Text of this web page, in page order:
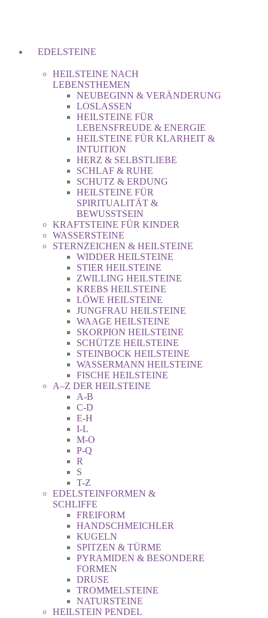
EDELSTEINE
HEILSTEINE NACH
LEBENSTHEMEN
NEUBEGINN & VERÄNDERUNG
LOSLASSEN
HEILSTEINE FÜR
LEBENSFREUDE & ENERGIE
HEILSTEINE FÜR KLARHEIT &
INTUITION
HERZ & SELBSTLIEBE
SCHLAF & RUHE
SCHUTZ & ERDUNG
HEILSTEINE FÜR
SPIRITUALITÄT &
BEWUSSTSEIN
KRAFTSTEINE FÜR KINDER
WASSERSTEINE
STERNZEICHEN & HEILSTEINE
WIDDER HEILSTEINE
STIER HEILSTEINE
ZWILLING HEILSTEINE
KREBS HEILSTEINE
LÖWE HEILSTEINE
JUNGFRAU HEILSTEINE
WAAGE HEILSTEINE
SKORPION HEILSTEINE
SCHÜTZE HEILSTEINE
STEINBOCK HEILSTEINE
WASSERMANN HEILSTEINE
FISCHE HEILSTEINE
A–Z DER HEILSTEINE
A-B
C-D
E-H
I-L
M-O
P-Q
R
S
T-Z
EDELSTEINFORMEN &
SCHLIFFE
FREIFORM
HANDSCHMEICHLER
KUGELN
SPITZEN & TÜRME
PYRAMIDEN & BESONDERE
FORMEN
DRUSE
TROMMELSTEINE
NATURSTEINE
HEILSTEIN PENDEL